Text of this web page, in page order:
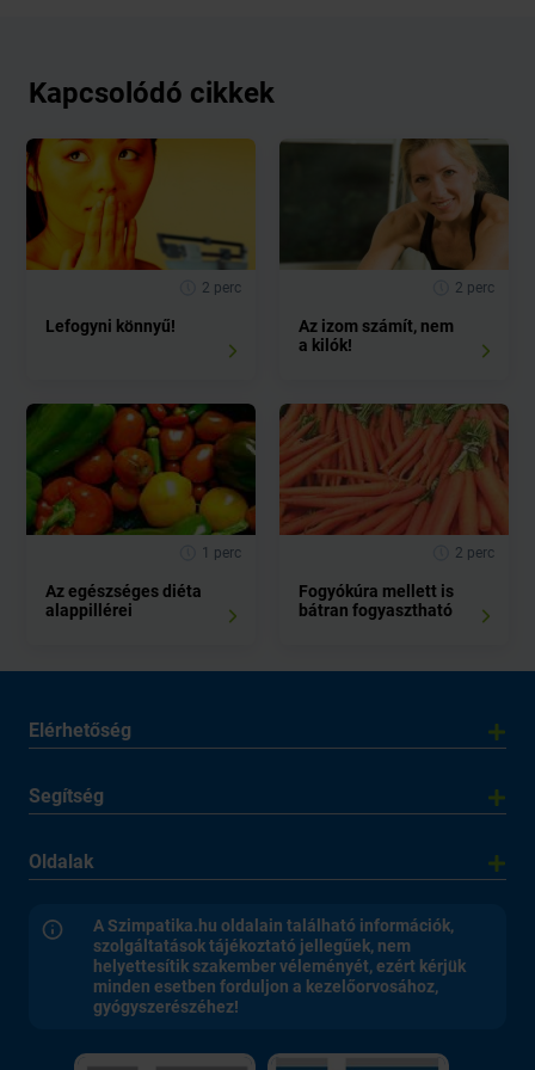
Kapcsolódó cikkek
2 perc
Lefogyni könnyű!
2 perc
Az izom számít, nem
a kilók!
1 perc
Az egészséges diéta
alappillérei
2 perc
Fogyókúra mellett is
bátran fogyasztható
Elérhetőség
Segítség
Oldalak
A Szimpatika.hu oldalain található információk,
szolgáltatások tájékoztató jellegűek, nem
helyettesítik szakember véleményét, ezért kérjük
minden esetben forduljon a kezelőorvosához,
gyógyszerészéhez!